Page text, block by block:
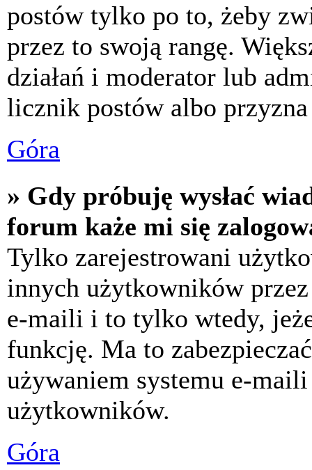
postów tylko po to, żeby
przez to swoją rangę.
działań i moderator lub
licznik postów albo
Góra
» Gdy próbuję wysłać
forum każe mi się
Tylko zarejestrowani
innych użytkowników
e-maili i to tylko wtedy,
funkcję. Ma to
używaniem systemu e-
użytkowników.
Góra